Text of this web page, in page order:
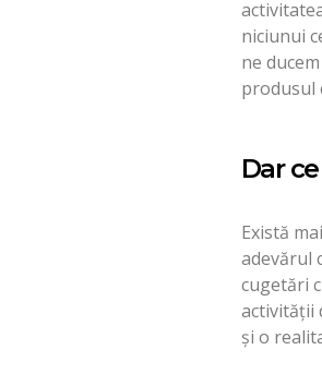
niciunui
ne
produsul
Dar
Există
adevărul
cugetări
activităţii
şi o